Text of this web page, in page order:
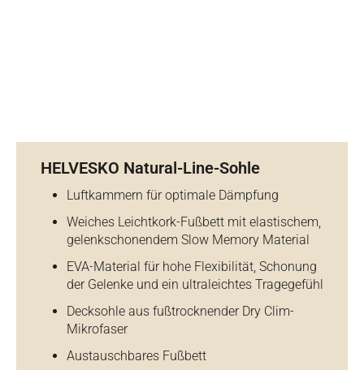
HELVESKO Natural-Line-Sohle
Luftkammern für optimale Dämpfung
Weiches Leichtkork-Fußbett mit elastischem,
gelenkschonendem Slow Memory Material
EVA-Material für hohe Flexibilität, Schonung
der Gelenke und ein ultraleichtes Tragegefühl
Decksohle aus fußtrocknender Dry Clim-
Mikrofaser
Austauschbares Fußbett